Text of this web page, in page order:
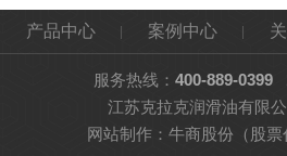
产品中心 案例中心
服务热线： 400-889-0399
江苏克拉克润滑油有限
网站制作： 牛商股份 （股